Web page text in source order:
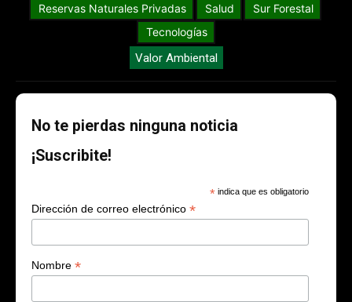
Reservas Naturales Privadas
Salud
Sur Forestal
Tecnologías
Valor Ambiental
No te pierdas ninguna noticia
¡Suscribite!
* indica que es obligatorio
Dirección de correo electrónico *
Nombre *